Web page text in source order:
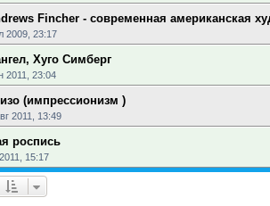
Fincher - современная американская
2009, 23:17
Хуго Симберг
2011, 23:04
(импрессионизм )
2011, 13:49
роспись
15:17